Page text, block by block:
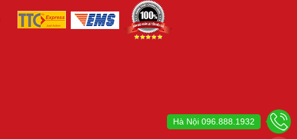
Hà Nội 096.888.1932